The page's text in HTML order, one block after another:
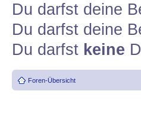
Du darfst deine
Du darfst deine
Du darfst keine
Foren-Übersicht